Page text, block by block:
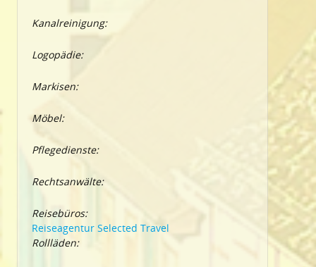
Kanalreinigung:
Logopädie:
Markisen:
Möbel:
Pflegedienste:
Rechtsanwälte:
Reisebüros:
Reiseagentur Selected Travel
Rollläden: